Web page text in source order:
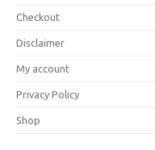
Checkout
Disclaimer
My account
Privacy Policy
Shop